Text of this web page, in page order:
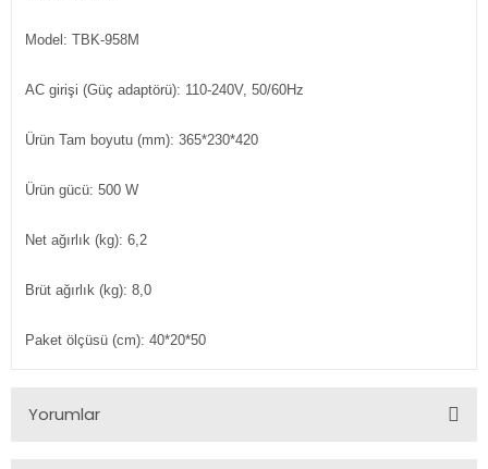
Model: TBK-958M
AC girişi (Güç adaptörü): 110-240V, 50/60Hz
Ürün Tam boyutu (mm): 365*230*420
Ürün gücü: 500 W
Net ağırlık (kg): 6,2
Brüt ağırlık (kg): 8,0
Paket ölçüsü (cm): 40*20*50
Yorumlar